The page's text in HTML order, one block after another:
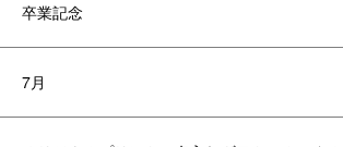
卒業記念
7月